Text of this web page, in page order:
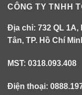
CÔNG TY TNHH
Địa chỉ: 732 QL 1A,
Tân, TP. Hồ Chí
MST: 0318.093.408
Điện thoại: